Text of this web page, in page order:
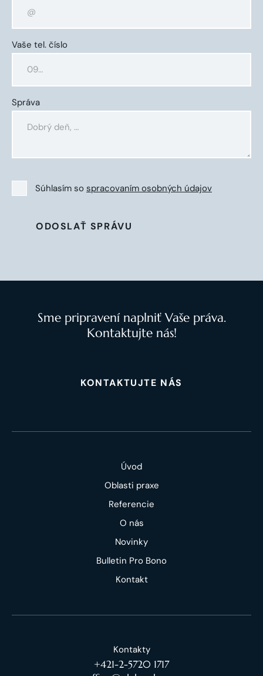
Vaše tel. číslo
Správa
Súhlasím so spracovaním osobných údajov
ODOSLAŤ SPRÁVU
Sme pripravení naplniť Vaše práva.
Kontaktujte nás!
KONTAKTUJTE NÁS
Úvod
Oblasti praxe
Referencie
O nás
Novinky
Bulletin Pro Bono
Kontakt
Kontakty
+421-2-5720 1717